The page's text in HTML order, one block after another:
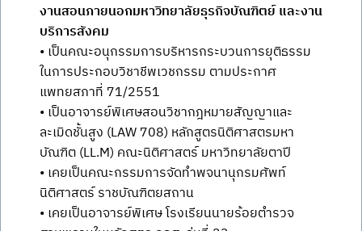
งานสอนภายนอกมหาวิทยาลัยธุรกิจบัณฑิตย์ และงาน
บริการสังคม
• เป็นคณะอนุกรรมการบริหารกระบวนการยุติธรรม
ในการประกอบวิชาชีพเวชกรรม ตามประกาศ
แพทยสภาที่ 71/2551
• เป็นอาจารย์พิเศษสอนวิชากฎหมายสัญญาและ
ละเมิดชั้นสูง (LAW 708) หลักสูตรนิติศาสตรมหา
บัณฑิต (LL.M) คณะนิติศาสตร์ มหาวิทยาลัยตาปี
• เคยเป็นคณะกรรมการจัดทำพจนานุกรมศัพท์
นิติศาสตร์ ราชบัณฑิตยสถาน
• เคยเป็นอาจารย์พิเศษ โรงเรียนนายร้อยตำรวจ